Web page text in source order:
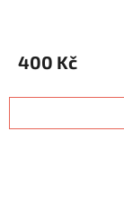
400 Kč